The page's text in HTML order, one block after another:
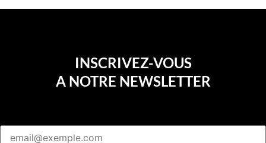
INSCRIVEZ-VOUS
A NOTRE NEWSLETTER